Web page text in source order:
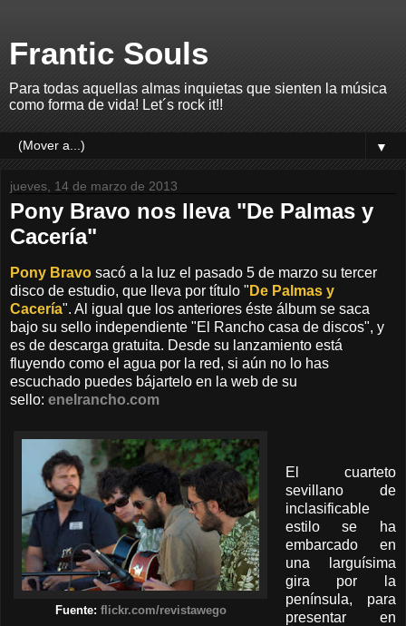
Frantic Souls
Para todas aquellas almas inquietas que sienten la música
como forma de vida! Let´s rock it!!
▼
jueves, 14 de marzo de 2013
Pony Bravo nos lleva "De Palmas y
Cacería"
Pony Bravo sacó a la luz el pasado 5 de marzo su tercer
disco de estudio, que lleva por título " De Palmas y
Cacería". Al igual que los anteriores éste álbum se saca
bajo su sello independiente "El Rancho casa de discos", y
es de descarga gratuita. Desde su lanzamiento está
fluyendo como el agua por la red, si aún no lo has
escuchado puedes bájartelo en la web de su
sello: enelrancho.com
Fuente: flickr.com/revistawego
El cuarteto
sevillano de
inclasificable
estilo se ha
embarcado en
una larguísima
gira por la
península, para
presentar en